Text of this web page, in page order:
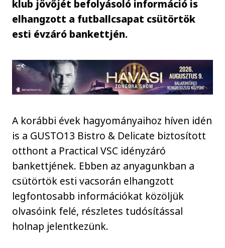
klub jövőjét befolyásoló információ is
elhangzott a futballcsapat csütörtök
esti évzáró bankettjén.
A korábbi évek hagyományaihoz híven idén
is a GUSTO13 Bistro & Delicate biztosított
otthont a Practical VSC idényzáró
bankettjének. Ebben az anyagunkban a
csütörtök esti vacsorán elhangzott
legfontosabb információkat közöljük
olvasóink felé, részletes tudósítással
holnap jelentkezünk.